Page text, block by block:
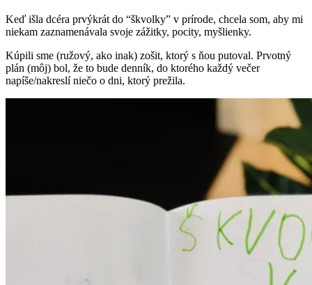
Keď išla dcéra prvýkrát do “škvolky” v prírode, chcela som, aby mi
niekam zaznamenávala svoje zážitky, pocity, myšlienky.
Kúpili sme (ružový, ako inak) zošit, ktorý s ňou putoval. Prvotný
plán (môj) bol, že to bude denník, do ktorého každý večer
napíše/nakreslí niečo o dni, ktorý prežila.